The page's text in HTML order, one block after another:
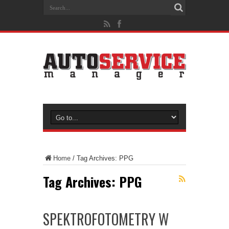
Home / Tag Archives: PPG
Tag Archives: PPG
SPEKTROFOTOMETRY W